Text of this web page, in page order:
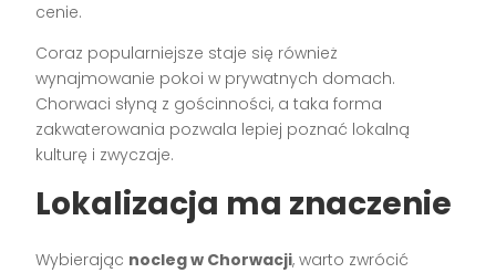
cenie.
Coraz popularniejsze staje się również
wynajmowanie pokoi w prywatnych domach.
Chorwaci słyną z gościnności, a taka forma
zakwaterowania pozwala lepiej poznać lokalną
kulturę i zwyczaje.
Lokalizacja ma znaczenie
Wybierając nocleg w Chorwacji, warto zwrócić